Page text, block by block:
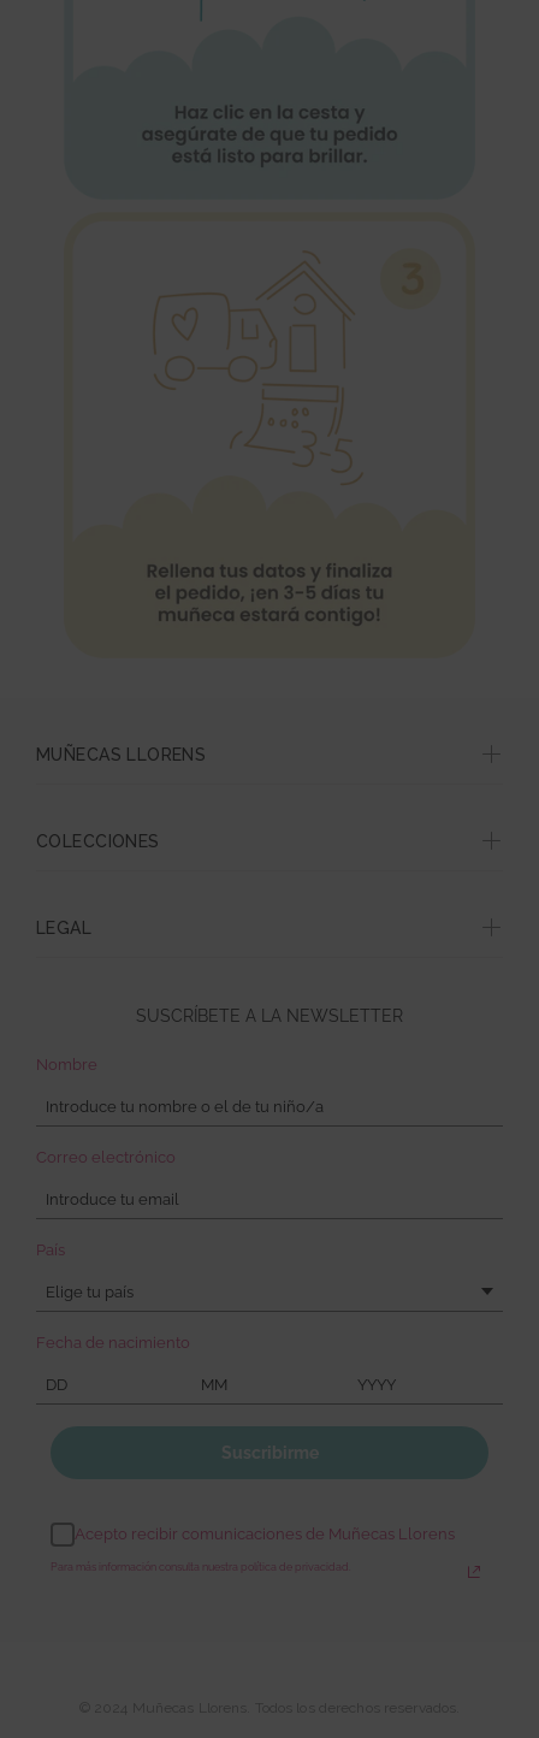
MUÑECAS LLORENS
COLECCIONES
LEGAL
SUSCRÍBETE A LA NEWSLETTER
Nombre
Correo electrónico
País
Elige tu país
Fecha de nacimiento
Suscribirme
Acepto recibir comunicaciones de Muñecas Llorens
Para más información consulta nuestra política de privacidad.